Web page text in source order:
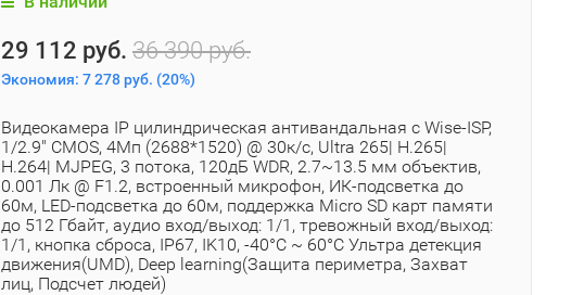
29 112 руб. 36 390 руб.
Экономия: 7 278 руб. (20%)
Видеокамера IP цилиндрическая антивандальная с Wise-ISP,
1/2.9" CMOS, 4Мп (2688*1520) @ 30к/с, Ultra 265| H.265|
H.264| MJPEG, 3 потока, 120дБ WDR, 2.7~13.5 мм объектив,
0.001 Лк @ F1.2, встроенный микрофон, ИК-подсветка до
60м, LED-подсветка до 60м, поддержка Micro SD карт памяти
до 512 Гбайт, аудио вход/выход: 1/1, тревожный вход/выход:
1/1, кнопка сброса, IP67, IK10, -40°C ~ 60°C Ультра детекция
движения(UMD), Deep learning(Защита периметра, Захват
лиц, Подсчет людей)